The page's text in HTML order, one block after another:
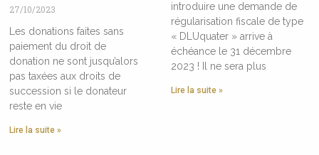
27/10/2023
Les donations faites sans
paiement du droit de
donation ne sont jusqu’alors
pas taxées aux droits de
succession si le donateur
reste en vie
Lire la suite »
introduire une demande de
régularisation fiscale de type
« DLUquater » arrive à
échéance le 31 décembre
2023 ! Il ne sera plus
Lire la suite »